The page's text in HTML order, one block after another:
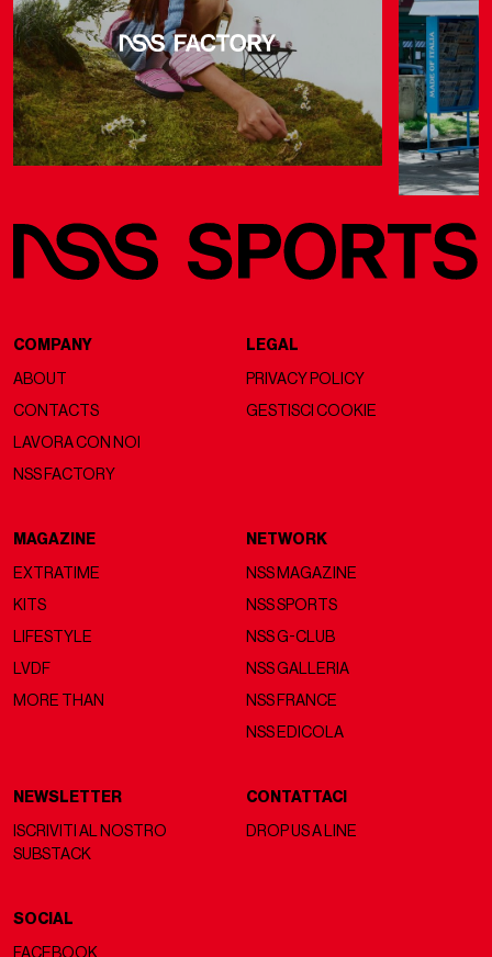
COMPANY
ABOUT
CONTACTS
LAVORA CON NOI
NSS FACTORY
LEGAL
PRIVACY POLICY
GESTISCI COOKIE
MAGAZINE
EXTRATIME
KITS
LIFESTYLE
LVDF
MORE THAN
NETWORK
NSS MAGAZINE
NSS SPORTS
NSS G-CLUB
NSS GALLERIA
NSS FRANCE
NSS EDICOLA
NEWSLETTER
ISCRIVITI AL NOSTRO
SUBSTACK
CONTATTACI
DROP US A LINE
SOCIAL
FACEBOOK